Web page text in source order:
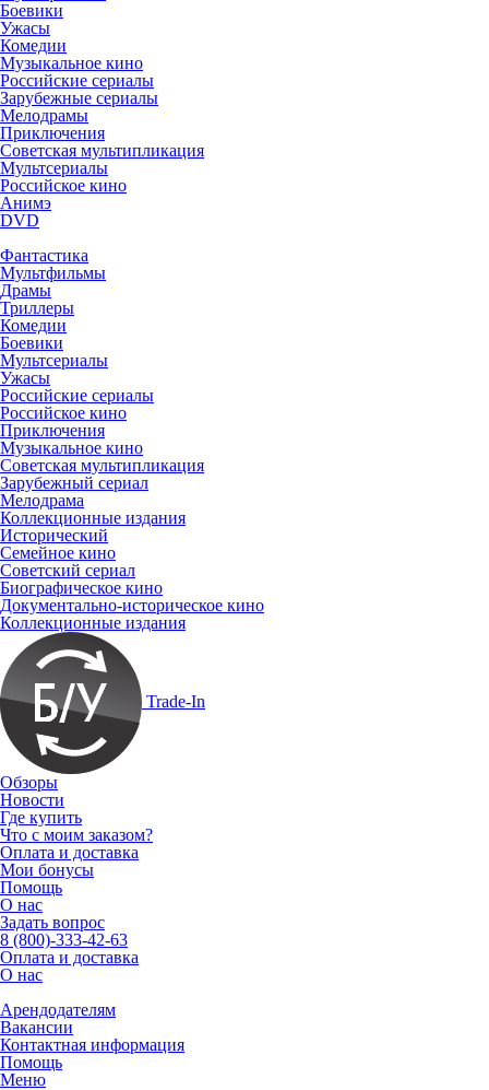
Боевики
Ужасы
Комедии
Музыкальное кино
Российские сериалы
Зарубежные сериалы
Мелодрамы
Приключения
Советская мультипликация
Мультсериалы
Российское кино
Анимэ
DVD
Фантастика
Мультфильмы
Драмы
Триллеры
Комедии
Боевики
Мультсериалы
Ужасы
Российские сериалы
Российское кино
Приключения
Музыкальное кино
Советская мультипликация
Зарубежный сериал
Мелодрама
Коллекционные издания
Исторический
Семейное кино
Советский сериал
Биографическое кино
Документально-историческое кино
Коллекционные издания
Trade-In
Обзоры
Новости
Где купить
Что с моим заказом?
Оплата и доставка
Мои бонусы
Помощь
О нас
Задать вопрос
8 (800)-333-42-63
Оплата и доставка
О нас
Арендодателям
Вакансии
Контактная информация
Помощь
Меню